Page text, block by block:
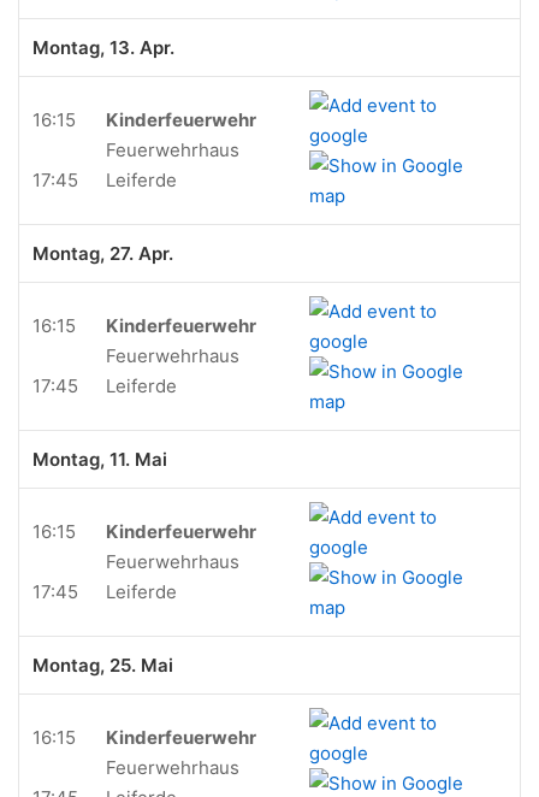
Montag, 13. Apr.
16:15
17:45
Kinderfeuerwehr
Feuerwehrhaus
Leiferde
Montag, 27. Apr.
16:15
17:45
Kinderfeuerwehr
Feuerwehrhaus
Leiferde
Montag, 11. Mai
16:15
17:45
Kinderfeuerwehr
Feuerwehrhaus
Leiferde
Montag, 25. Mai
16:15
Kinderfeuerwehr
Feuerwehrhaus